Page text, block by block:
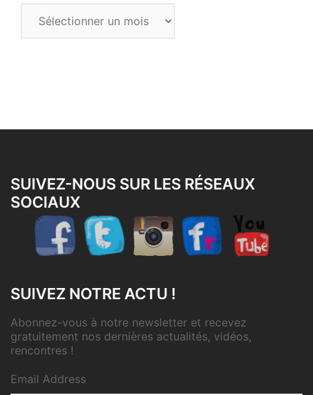
SUIVEZ-NOUS SUR LES RÉSEAUX
SOCIAUX
SUIVEZ NOTRE ACTU !
Abonnez-vous à notre newsletter et recevez
gratuitement nos dernières actualités, vidéos,
rencontres !
Email Address